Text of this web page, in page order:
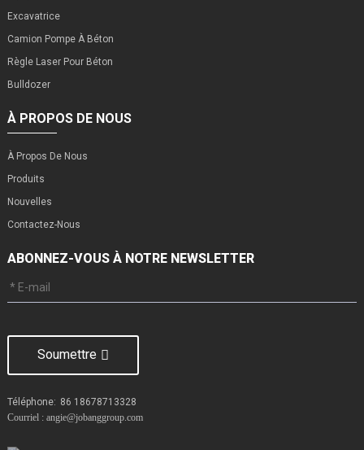
Excavatrice
Camion Pompe À Béton
Règle Laser Pour Béton
Bulldozer
À PROPOS DE NOUS
À Propos De Nous
Produits
Nouvelles
Contactez-Nous
ABONNEZ-VOUS À NOTRE NEWSLETTER
Soumettre
Téléphone: 86 18678713328
Courriel : angie@jobanggroup.com